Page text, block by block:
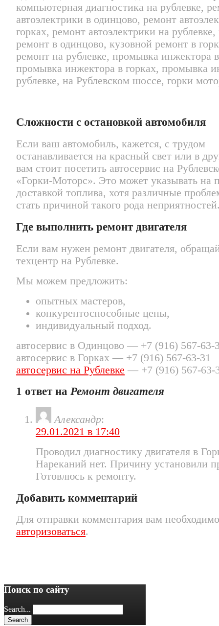
Сложности с остановкой автомобиля
Если ваш автомобиль, кажется, с трудом
останавливается на красный свет или в
вам стоит посетить автосервис на
«Горки-Моторс». Это может указывать на
доставкой топлива, хотя различные
стать причиной такого рода
Где выполнить ремонт двигателя
Если вам нужен ремонт двигателя,
техцентр на Рублевке.
Мы можем предложить:
опытных мастеров,
конкурентоспособные цены,
индивидуальный подход.
автосервис в Одинцово — +7 (916) 567-63-
автосервис в Горках — +7 (916) 567-63-31
автосервис на Рублевке — +7 (916) 567-63-
1 ответ на Ремонт двигателя
Александр:
29.01.2021 в 17:40
Проводил диагностику двигателя в
Нареканий нет. Причину установили
Готовлюсь к ремонту.
Добавить комментарий
Для отправки комментария вам необходимо
авторизоваться.
Поиск по сайту
Search...